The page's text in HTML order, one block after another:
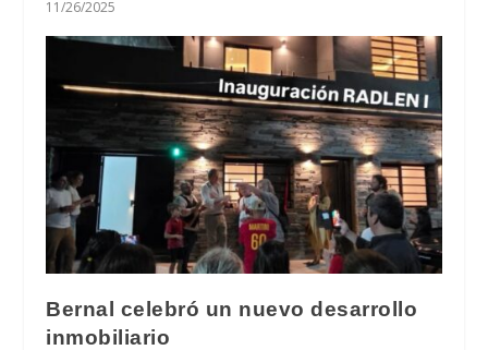
11/26/2025
Bernal celebró un nuevo desarrollo
inmobiliario